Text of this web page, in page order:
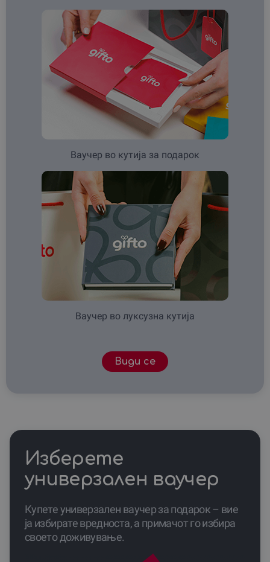
Ваучер во кутија за подарок
Ваучер во луксузна кутија
Види се
Изберете
универзален ваучер
Купете универзален ваучер за подарок – вие
ја избирате вредноста, а примачот го избира
своето доживување.